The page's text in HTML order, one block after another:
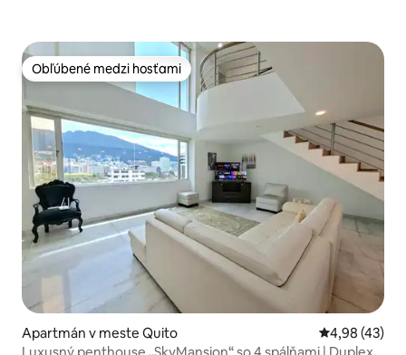
Obľúbené medzi hosťami
Obľúbené medzi hosťami
Apartmán v meste Quito Priemerné
4,98 (43)